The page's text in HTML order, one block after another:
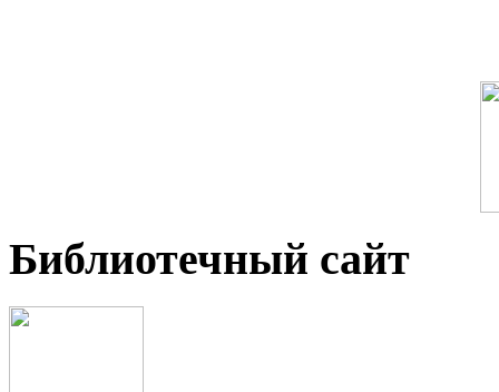
Библиотечный сайт